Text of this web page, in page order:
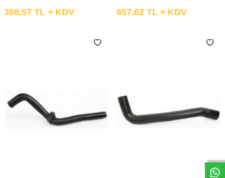
368,57 TL KDV 657,62 TL KDV